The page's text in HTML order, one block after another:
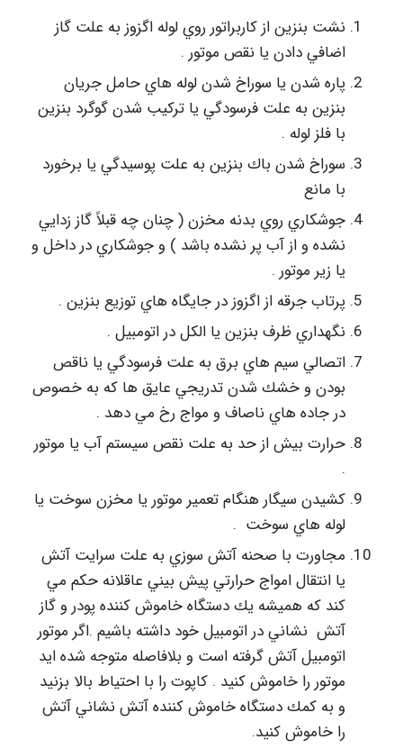
نشت بنزين از كاربراتور روي لوله اگزوز به علت گاز
اضافي دادن يا نقص موتور .
پاره شدن يا سوراخ شدن لوله هاي حامل جريان
بنزين به علت فرسودگي يا تركيب شدن گوگرد بنزين
با فلز لوله .
سوراخ شدن باك بنزين به علت پوسيدگي يا برخورد
با مانع
جوشكاري روي بدنه مخزن ( چنان چه قبلاً گاز زدايي
نشده و از آب پر نشده باشد ) و جوشكاري در داخل و
يا زير موتور .
پرتاب جرقه از اگزوز در جايگاه هاي توزيع بنزين .
نگهداري ظرف بنزين يا الكل در اتومبيل .
اتصالي سيم هاي برق به علت فرسودگي يا ناقص
بودن و خشك شدن تدريجي عايق ها كه به خصوص
در جاده هاي ناصاف و مواج رخ مي دهد .
حرارت بيش از حد به علت نقص سيستم آب يا موتور
.
كشيدن سيگار هنگام تعمير موتور يا مخزن سوخت يا
لوله هاي سوخت .
مجاورت با صحنه آتش سوزي به علت سرايت آتش
يا انتقال امواج حرارتي پيش بيني عاقلانه حكم مي
كند كه هميشه يك دستگاه خاموش كننده پودر و گاز
آتش نشاني در اتومبيل خود داشته باشيم .اگر موتور
اتومبيل آتش گرفته است و بلافاصله متوجه شده ايد
موتور را خاموش كنيد . كاپوت را با احتياط بالا بزنيد
و به كمك دستگاه خاموش كننده آتش نشاني آتش
را خاموش كنيد.